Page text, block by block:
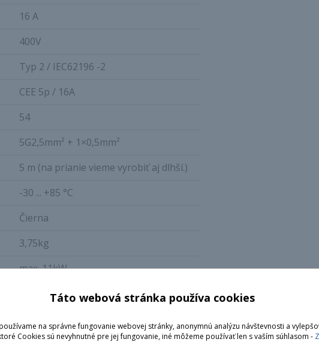
16 A
400V
Typ 2 / IEC62196 -2
CEE 5p / 16A
54
5G2,5mm² + 1×0,5mm²
5 m (na prianie vieme vyrobiť aj dlhší.)
-30 ... +85 °C
Čierna
3,75kg
max. 11kW
Táto webová stránka používa cookies
na správne fungovanie webovej stránky, anonymnú analýzu návštevnosti a
Cookies sú nevyhnutné pre jej fungovanie, iné môžeme používať len s vaším súhlasom -